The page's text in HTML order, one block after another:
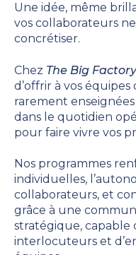
Une idée, même
vos collaborateurs
concrétiser.
Chez The Big Factory
d’offrir à vos
rarement
dans le quotidien
pour faire vivre vos
Nos programmes
individuelles,
collaborateurs, et
grâce à une
stratégique, capable
interlocuteurs et